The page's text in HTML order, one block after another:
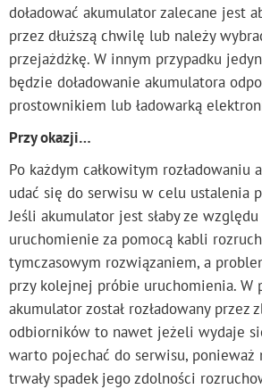
doładować akumulator zalecane jest
przez dłuższą chwilę lub należy
przejażdżkę. W innym przypadku
będzie doładowanie akumulatora
prostownikiem lub ładowarką
Przy okazji…
Po każdym całkowitym rozładowaniu
udać się do serwisu w celu ustalenia
Jeśli akumulator jest słaby ze
uruchomienie za pomocą kabli
tymczasowym rozwiązaniem, a
przy kolejnej próbie uruchomienia. W
akumulator został rozładowany przez
odbiorników to nawet jeżeli wydaje
warto pojechać do serwisu, ponieważ
trwały spadek jego zdolności